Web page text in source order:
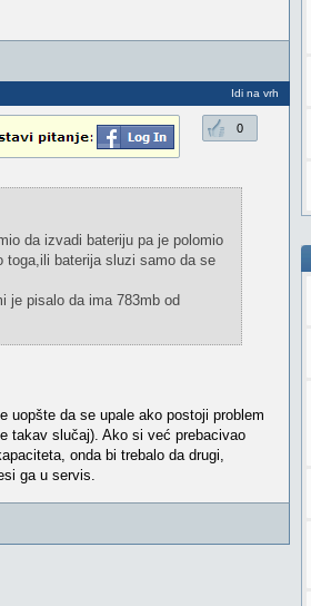
Idi na vrh
0
da izvadi bateriju pa je polomio
toga,ili baterija sluzi samo da se
je pisalo da ima 783mb od
uopšte da se upale ako postoji problem
takav slučaj). Ako si već prebacivao
onda bi trebalo da drugi,
ga u servis.